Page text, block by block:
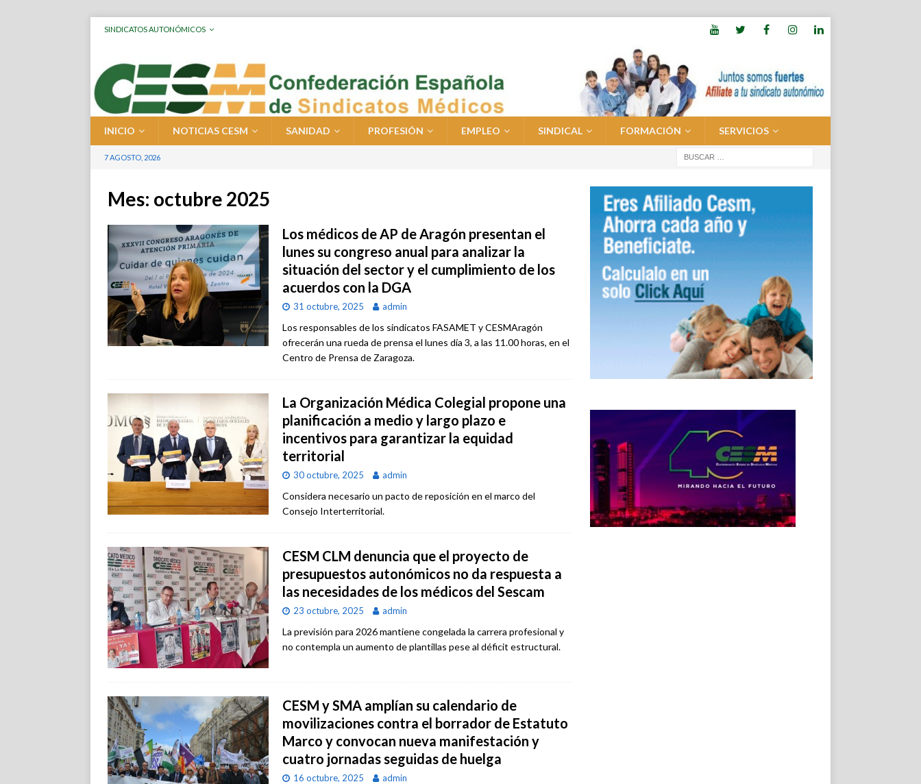
SINDICATOS AUTONÓMICOS
INICIO NOTICIAS CESM SANIDAD PROFESIÓN EMPLEO SINDICAL FORMACIÓN SERVICIOS
7 AGOSTO, 2026
Mes: octubre 2025
Los médicos de AP de Aragón presentan el
lunes su congreso anual para analizar la
situación del sector y el cumplimiento de los
acuerdos con la DGA
31 octubre, 2025 admin
Los responsables de los sindicatos FASAMET y CESMAragón
ofrecerán una rueda de prensa el lunes día 3, a las 11.00 horas, en el
Centro de Prensa de Zaragoza.
La Organización Médica Colegial propone una
planificación a medio y largo plazo e
incentivos para garantizar la equidad
territorial
30 octubre, 2025 admin
Considera necesario un pacto de reposición en el marco del
Consejo Interterritorial.
CESM CLM denuncia que el proyecto de
presupuestos autonómicos no da respuesta a
las necesidades de los médicos del Sescam
23 octubre, 2025 admin
La previsión para 2026 mantiene congelada la carrera profesional y
no contempla un aumento de plantillas pese al déficit estructural.
CESM y SMA amplían su calendario de
movilizaciones contra el borrador de Estatuto
Marco y convocan nueva manifestación y
cuatro jornadas seguidas de huelga
16 octubre, 2025 admin